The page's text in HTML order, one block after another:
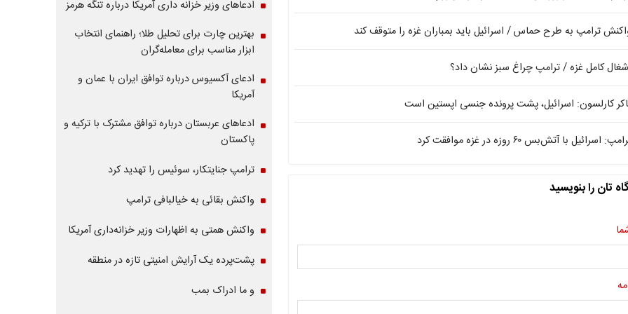
ترامپ به طرح حماس / اسرائیل باید بمباران غزه را متوقف کند
کامل غزه / ترامپ چراغ سبز نشان داد؟
کارلسون: اسرائیل، پشت پرونده جنسی اپستین است
اسرائیل با آتش‌بس ۶۰ روزه در غزه موافقت کرد
تان را بنویسید
ادعاهای وزیر خزانه داری آمریکا درباره تنگه هرمز
بهترین چارت برای تحلیل طلا؛ راهنمای انتخاب
ابزار مناسب برای معامله‌گران
ادعای آکسیوس درباره توافق ایران با عمان و
آمریکا
ادعاهای عربستان درباره توافق مشترک با ترکیه و
پاکستان
ترامپ جنایتکار، سوئیس را تهدید کرد
واکنش بقائی به خیالبافی ترامپ
واکنش همتی به اظهارات وزیر خزانه‌داری آمریکا
پشت‌پرده یک آرایش امنیتی تازه در منطقه
و ما ادراک بمب